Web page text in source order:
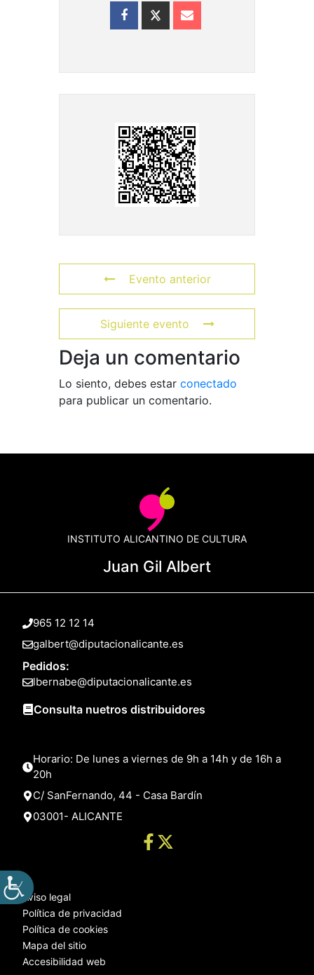
Evento anterior
Siguiente evento
Deja un comentario
Lo siento, debes estar conectado
para publicar un comentario.
INSTITUTO ALICANTINO DE CULTURA
Juan Gil Albert
965 12 12 14
galbert@diputacionalicante.es
Pedidos:
lbernabe@diputacionalicante.es
Consulta nuetros distribuidores
Horario: De lunes a viernes de 9h a 14h y de 16h a
20h
C/ SanFernando, 44 - Casa Bardín
03001- ALICANTE
Aviso legal
Política de privacidad
Política de cookies
Mapa del sitio
Accesibilidad web